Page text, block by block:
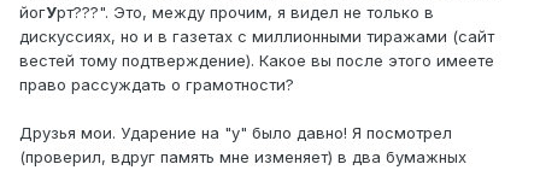
йогУрт???". Это, между прочим, я видел не только в
дискуссиях, но и в газетах с миллионными тиражами (сайт
вестей тому подтверждение). Какое вы после этого имеете
право рассуждать о грамотности?
Друзья мои. Ударение на "у" было давно! Я посмотрел
(проверил, вдруг память мне изменяет) в два бумажных